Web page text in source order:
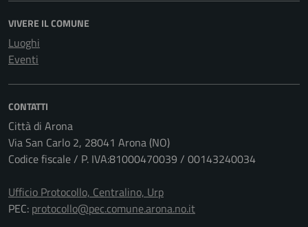
VIVERE IL COMUNE
Luoghi
Eventi
CONTATTI
Città di Arona
Via San Carlo 2, 28041 Arona (NO)
Codice fiscale / P. IVA:81000470039 / 00143240034
Ufficio Protocollo, Centralino, Urp
PEC: protocollo@pec.comune.arona.no.it